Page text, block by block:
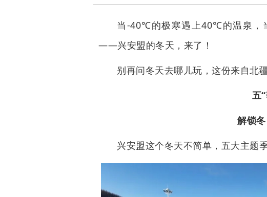
当-40℃的极寒遇上40℃的温泉，
——兴安盟的冬天，来了！
别再问冬天去哪儿玩，这份来自北
五
解锁
兴安盟这个冬天不简单，五大主题